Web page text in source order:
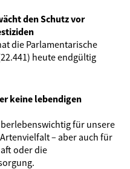
den Schutz vor
die Parlamentarische
heute endgültig
keine lebendigen
für unsere
– aber auch für
oder die